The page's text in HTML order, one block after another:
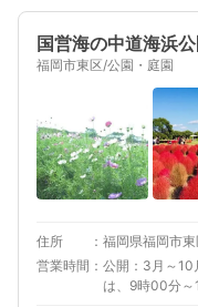
国営海の中道海浜公
福岡市東区/公園・庭園
住所
福岡県福岡市
営業時間
公開：3月～10
は、9時00分～